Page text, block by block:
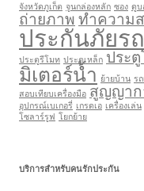
จังหวัดภูเก็ต จูนกล่องหลัก ซอง ดูบ
ถ่ายภาพทำความ
ประกันภัยร
ประตูรีโมท ประตูเหล็ก ประตู
มิเตอร์น้ำ ย้ายบ้าน ร
สอบเทียบเครื่องมือ สูญญา
อุปกรณ์เบเกอรี่ เกรดเอ เครื่องเล่น
โซลาร์รูฟ โยกย้าย
บริการสำหรับคนรักประกัน